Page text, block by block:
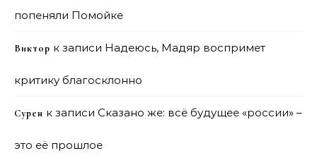
попеняли Помойке
Виктор к записи Надеюсь, Мадяр воспримет
критику благосклонно
Сурен к записи Сказано же: всё будущее «россии» –
это её прошлое